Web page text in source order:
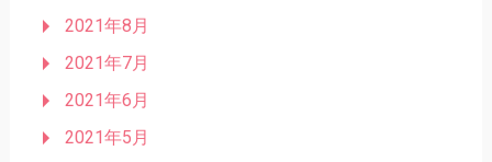
2021年8月
2021年7月
2021年6月
2021年5月